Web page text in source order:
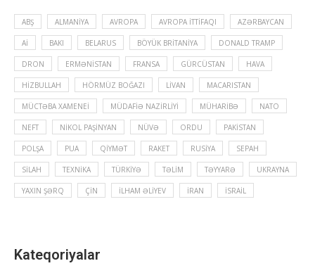
ABŞ ALMANIYA AVROPA AVROPA İTTIFAQI AZƏRBAYCAN
Aİ BAKI BELARUS BÖYÜK BRITANIYA DONALD TRAMP
DRON ERMƏNISTAN FRANSA GÜRCÜSTAN HAVA
HIZBULLAH HÖRMÜZ BOĞAZI LIVAN MACARISTAN
MÜCTƏBA XAMENEI MÜDAFIƏ NAZIRLIYI MÜHARIBƏ NATO
NEFT NIKOL PAŞINYAN NÜVƏ ORDU PAKISTAN
POLŞA PUA QIYMƏT RAKET RUSIYA SEPAH
SILAH TEXNIKA TÜRKIYƏ TƏLIM TƏYYARƏ UKRAYNA
YAXIN ŞƏRQ ÇIN İLHAM ƏLIYEV İRAN İSRAIL
Kateqoriyalar